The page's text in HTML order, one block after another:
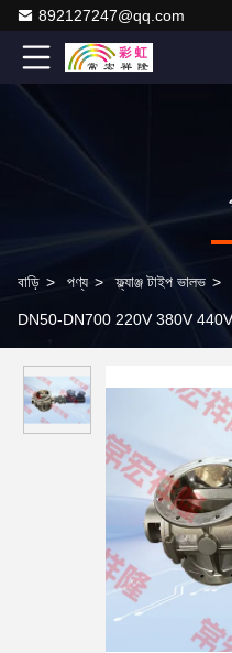
892127247@qq.com
বাড়ি > পণ্য > ফ্ল্যাঞ্জ টাইপ ভালভ >
DN50-DN700 220V 380V 440V